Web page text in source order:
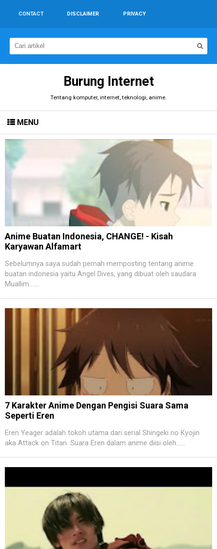
CONTACT DISCLAIMER PRIVACY
Burung Internet
Tentang komputer, internet, teknologi, anime.
MENU
Anime Buatan Indonesia, CHANGE! - Kisah
Karyawan Alfamart
Sebelumnya saya sudah pernah memposting tentang anime
buatan indonesia yaitu Angel Dives, yang dibuat oleh saudara
Muallim.......
7 Karakter Anime Dengan Pengisi Suara Sama
Seperti Eren
Eren Yeager adalah tokoh utama dari serial Shingeki no Kyojin
aka Attack on Titan. Suara Eren dalam anime diisi oleh......